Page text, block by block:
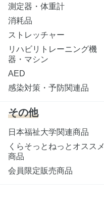
測定器・体重計
消耗品
ストレッチャー
リハビリトレーニング機
器・マシン
AED
感染対策・予防関連品
その他
日本福祉大学関連商品
くらそっとねっとオススメ
商品
会員限定販売商品